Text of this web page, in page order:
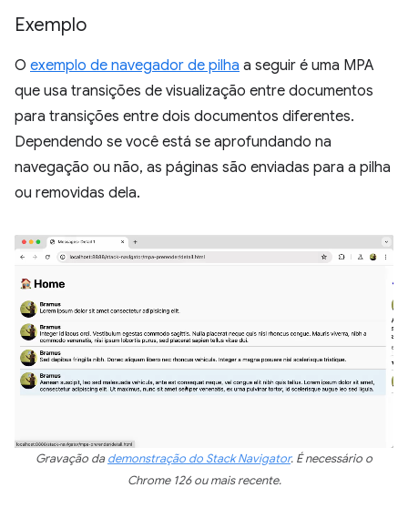
Exemplo
O exemplo de navegador de pilha a seguir é uma MPA
que usa transições de visualização entre documentos
para transições entre dois documentos diferentes.
Dependendo se você está se aprofundando na
navegação ou não, as páginas são enviadas para a pilha
ou removidas dela.
Gravação dademonstração do Stack Navigator. É necessário o
Chrome 126 ou mais recente.